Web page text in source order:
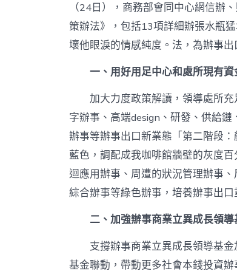
（24日），商務部會同中心網信辦
策辦法》，包括13項詳細辦張水瓶
壞他眼淚的情感純度。法，為辦事
一、用好用足中心和處所現有
加大力度政策解讀，領導處所
字辦事、高端design、研發、供給
辦事等辦事出口新業態「第二階段
藍色，調配成我咖啡館牆壁的灰度
迴應用辦事、周遭的狀況管理辦事
綜合辦事等綠色辦事，培養辦事出口
二、加強辦事商業立異成長領導
支撐辦事商業立異成長領導基
基金聯動，帶動更多社會本錢投資